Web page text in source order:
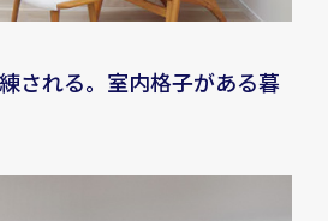
される。室内格子がある暮